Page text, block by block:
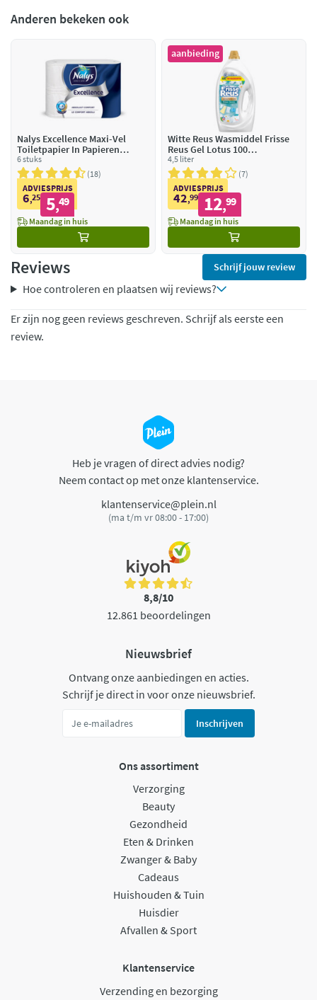
Anderen bekeken ook
Nalys Excellence Maxi-Vel
Toiletpapier In Papieren
Verpakking 5-Laags
6 stuks
18
ADVIESPRIJS
6,25 5,49
Maandag in huis
aanbieding
Witte Reus Wasmiddel Frisse
Reus Gel Lotus 100
Wasbeurten
4,5 liter
7
ADVIESPRIJS
42,99 12,99
Maandag in huis
Reviews Schrijf jouw review
Hoe controleren en plaatsen wij reviews?
Er zijn nog geen reviews geschreven. Schrijf als eerste een
review.
Heb je vragen of direct advies nodig?
Neem contact op met onze klantenservice.
klantenservice@plein.nl
(ma t/m vr 08:00 - 17:00)
8,8/10
12.861 beoordelingen
Nieuwsbrief
Ontvang onze aanbiedingen en acties.
Schrijf je direct in voor onze nieuwsbrief.
Inschrijven
Ons assortiment
Verzorging
Beauty
Gezondheid
Eten & Drinken
Zwanger & Baby
Cadeaus
Huishouden & Tuin
Huisdier
Afvallen & Sport
Klantenservice
Verzending en bezorging